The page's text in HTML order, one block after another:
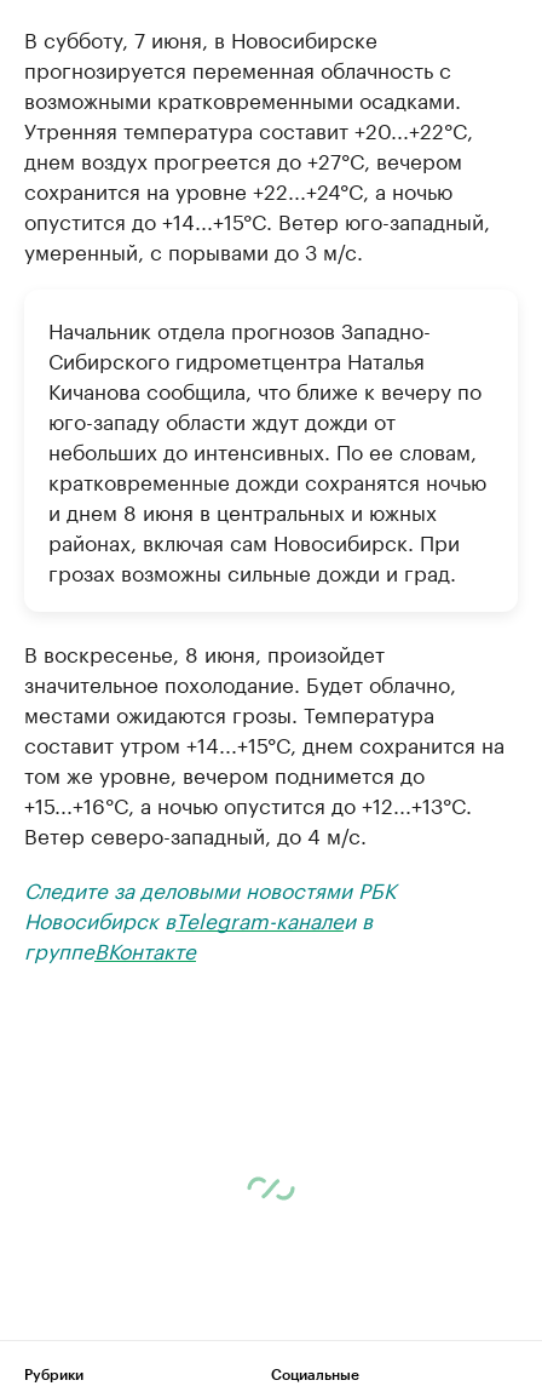
В субботу, 7 июня, в Новосибирске
прогнозируется переменная облачность с
возможными кратковременными осадками.
Утренняя температура составит +20...+22°C,
днем воздух прогреется до +27°C, вечером
сохранится на уровне +22...+24°C, а ночью
опустится до +14...+15°C. Ветер юго-западный,
умеренный, с порывами до 3 м/с.
Начальник отдела прогнозов Западно-
Сибирского гидрометцентра Наталья
Кичанова сообщила, что ближе к вечеру по
юго-западу области ждут дожди от
небольших до интенсивных. По ее словам,
кратковременные дожди сохранятся ночью
и днем 8 июня в центральных и южных
районах, включая сам Новосибирск. При
грозах возможны сильные дожди и град.
В воскресенье, 8 июня, произойдет
значительное похолодание. Будет облачно,
местами ожидаются грозы. Температура
составит утром +14...+15°C, днем сохранится на
том же уровне, вечером поднимется до
+15...+16°C, а ночью опустится до +12...+13°C.
Ветер северо-западный, до 4 м/с.
Следите за деловыми новостями РБК
Новосибирск вTelegram-каналеи в
группеВКонтакте
Рубрики
Социальные